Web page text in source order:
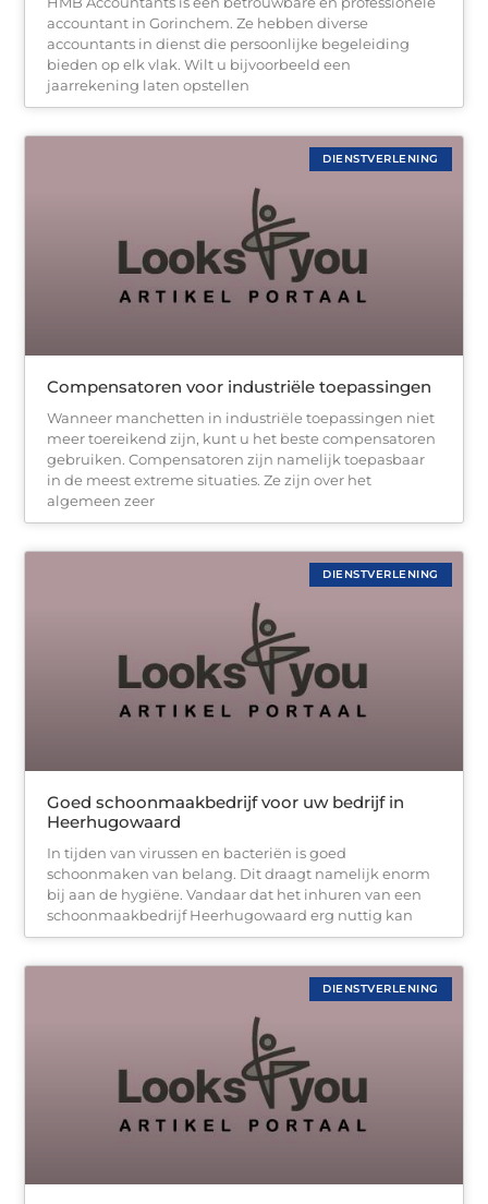
accountant in Gorinchem. Ze hebben diverse
accountants in dienst die persoonlijke begeleiding
bieden op elk vlak. Wilt u bijvoorbeeld een
jaarrekening laten opstellen
DIENSTVERLENING
Compensatoren voor industriële toepassingen
Wanneer manchetten in industriële toepassingen niet
meer toereikend zijn, kunt u het beste compensatoren
gebruiken. Compensatoren zijn namelijk toepasbaar
in de meest extreme situaties. Ze zijn over het
algemeen zeer
DIENSTVERLENING
Goed schoonmaakbedrijf voor uw bedrijf in
Heerhugowaard
In tijden van virussen en bacteriën is goed
schoonmaken van belang. Dit draagt namelijk enorm
bij aan de hygiëne. Vandaar dat het inhuren van een
schoonmaakbedrijf Heerhugowaard erg nuttig kan
DIENSTVERLENING